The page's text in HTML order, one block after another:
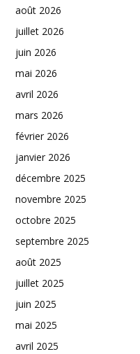
août 2026
juillet 2026
juin 2026
mai 2026
avril 2026
mars 2026
février 2026
janvier 2026
décembre 2025
novembre 2025
octobre 2025
septembre 2025
août 2025
juillet 2025
juin 2025
mai 2025
avril 2025